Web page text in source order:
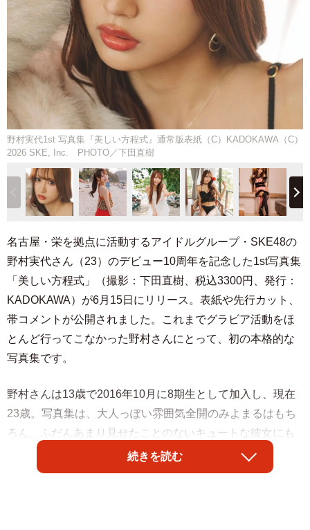
野村実代1st 写真集『美しい方程式』通常版表紙（C）KADOKAWA（C）
2026 SKE, Inc. PHOTO／下田直樹
名古屋・栄を拠点に活動するアイドルグループ・SKE48の
野村実代さん（23）のデビュー10周年を記念した1st写真集
「美しい方程式」（撮影：下田直樹、税込3300円、発行：
KADOKAWA）が6月15日にリリース。表紙や先行カット、
帯コメントが公開されました。これまでグラビア活動をほ
とんど行ってこなかった野村さんにとって、初の本格的な
写真集です。
野村さんは13歳で2016年10月に8期生として加入し、現在
23歳。写真集は、大人っぽい雰囲気全開のみよまるはもち
ろん、ふだんあまり見せたことのないキュートな彼女にも
出会えるファン待望の一冊です。これまで封印していたグ
ラビアにも初挑戦。衣装のフィッティング直前まで「肌見
続きを読む